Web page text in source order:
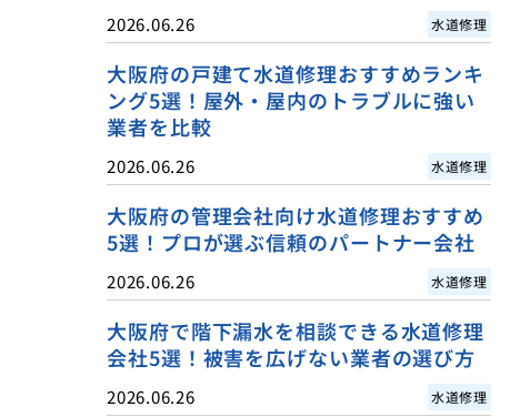
2026.06.26 水道修理
大阪府の戸建て水道修理おすすめランキ
ング5選！屋外・屋内のトラブルに強い
業者を比較
2026.06.26 水道修理
大阪府の管理会社向け水道修理おすすめ
5選！プロが選ぶ信頼のパートナー会社
2026.06.26 水道修理
大阪府で階下漏水を相談できる水道修理
会社5選！被害を広げない業者の選び方
2026.06.26 水道修理